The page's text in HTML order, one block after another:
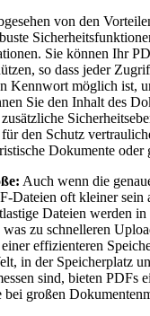
von den
Sie können Ihr
so dass jeder
Kennwort möglich ist,
Sie den Inhalt des
den Schutz
Dokumente oder
Auch wenn die
Dateien oft kleiner sein
Dateien werden in
zu schnelleren
effizienteren
in der Speicherplatz
sind, bieten PDFs
bei großen